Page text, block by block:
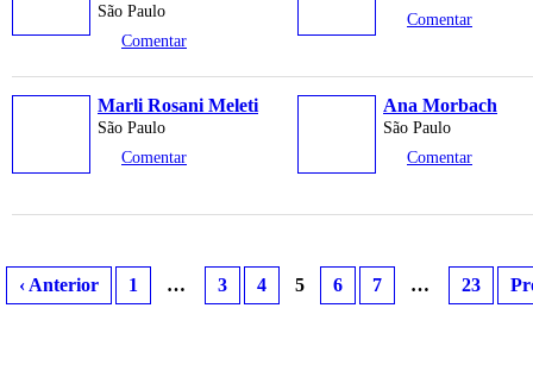
São Paulo
Comentar
Comentar
Marli Rosani Meleti
São Paulo
Comentar
Ana Morbach
São Paulo
Comentar
‹ Anterior 1 … 3 4 5 6 7 … 23